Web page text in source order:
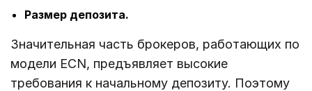
Размер депозита.
Значительная часть брокеров, работающих по
модели ECN, предъявляет высокие
требования к начальному депозиту. Поэтому